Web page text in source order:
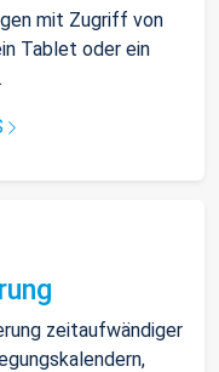
mit Zugriff von
Tablet oder ein
zeitaufwändiger